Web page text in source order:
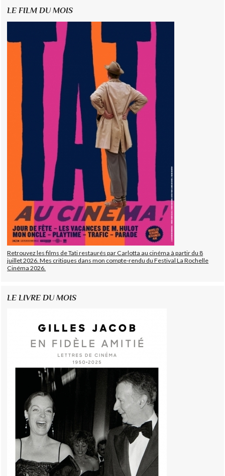
LE FILM DU MOIS
Retrouvez les films de Tati restaurés par Carlotta au cinéma à partir du 8
juillet 2026. Mes critiques dans mon compte-rendu du Festival La Rochelle
Cinéma 2026.
LE LIVRE DU MOIS